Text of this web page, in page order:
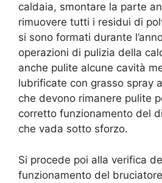
caldaia, smontare la parte
rimuovere tutti i residui di
si sono formati durante
operazioni di pulizia della
anche pulite alcune cavità
lubrificate con grasso spray
che devono rimanere pulite
corretto funzionamento del
che vada sotto sforzo.
Si procede poi alla verifica
funzionamento del